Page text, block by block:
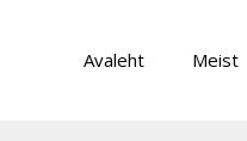
Avaleht Meist